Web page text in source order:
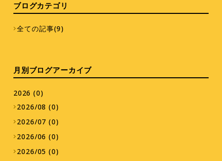
ブログカテゴリ
全ての記事(9)
月別ブログアーカイブ
2026 (0)
2026/08 (0)
2026/07 (0)
2026/06 (0)
2026/05 (0)